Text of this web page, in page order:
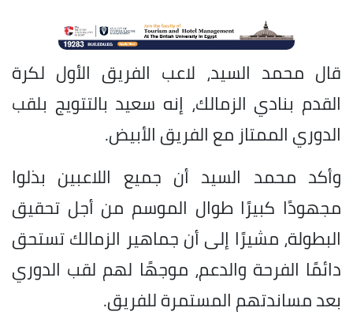
قال محمد السيد، لاعب الفريق الأول لكرة
القدم بنادي الزمالك، إنه سعيد بالتتويج بلقب
الدوري الممتاز مع الفريق الأبيض.
وأكد محمد السيد أن جميع اللاعبين بذلوا
مجهودًا كبيرًا طوال الموسم من أجل تحقيق
البطولة، مشيرًا إلى أن جماهير الزمالك تستحق
دائمًا الفرحة والدعم، موجهًا لهم لقب الدوري
بعد مساندتهم المستمرة للفريق.